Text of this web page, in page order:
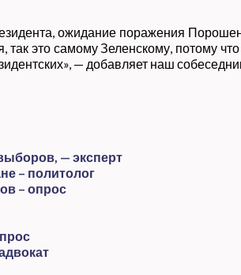
ожидание поражения
это самому Зеленскому, потому
— добавляет наш
— эксперт
– политолог
– опрос